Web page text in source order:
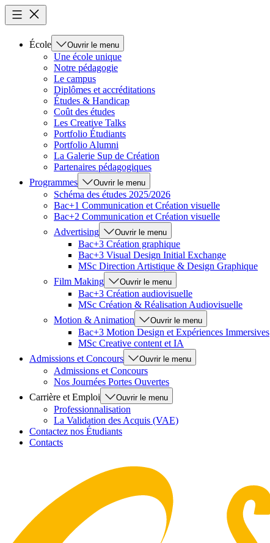
École Ouvrir le menu
Une école unique
Notre pédagogie
Le campus
Diplômes et accréditations
Études & Handicap
Coût des études
Les Creative Talks
Portfolio Étudiants
Portfolio Alumni
La Galerie Sup de Création
Partenaires pédagogiques
Programmes
Ouvrir le menu
Schéma des études 2025/2026
Bac+1 Communication et Création visuelle
Bac+2 Communication et Création visuelle
Advertising
Ouvrir le menu
Bac+3 Création graphique
Bac+3 Visual Design Initial Exchange
MSc Direction Artistique & Design Graphique
Film Making
Ouvrir le menu
Bac+3 Création audiovisuelle
MSc Création & Réalisation Audiovisuelle
Motion & Animation
Ouvrir le menu
Bac+3 Motion Design et Expériences Immersives
MSc Creative content et IA
Admissions et Concours
Ouvrir le menu
Admissions et Concours
Nos Journées Portes Ouvertes
Carrière et Emploi
Ouvrir le menu
Professionnalisation
La Validation des Acquis (VAE)
Contactez nos Étudiants
Contacts